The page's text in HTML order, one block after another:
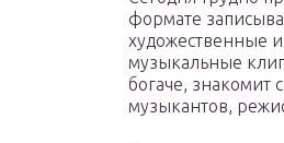
формате
художественные
музыкальные
богаче, знакомит
музыкантов,